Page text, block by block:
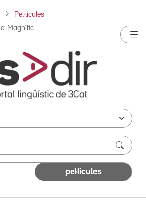
Pel·lícules
el Magnífic
pel·lícules